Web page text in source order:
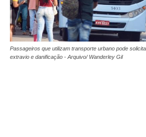
Passageiros que utilizam transporte urbano pode
extravio e danificação - Arquivo/ Wanderley Gil